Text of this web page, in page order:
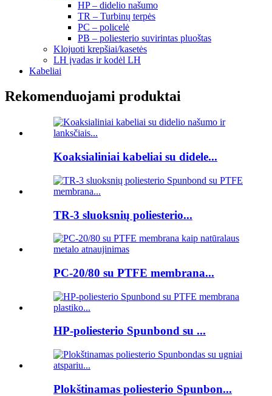
HP – didelio našumo
TR – Turbinų terpės
PC – policelė
PB – poliesterio suvirintas pluoštas
Klojuoti krepšiai/kasetės
LH įvadas ir kodėl LH
Kabeliai
Rekomenduojami produktai
Koaksialiniai kabeliai su didele...
TR-3 sluoksnių poliesterio...
PC-20/80 su PTFE membrana...
HP-poliesterio Spunbond su ...
Plokštinamas poliesterio Spunbon...